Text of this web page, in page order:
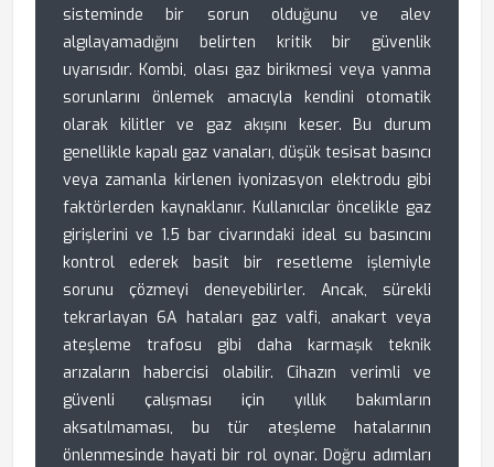
sisteminde bir sorun olduğunu ve alev
algılayamadığını belirten kritik bir güvenlik
uyarısıdır. Kombi, olası gaz birikmesi veya yanma
sorunlarını önlemek amacıyla kendini otomatik
olarak kilitler ve gaz akışını keser. Bu durum
genellikle kapalı gaz vanaları, düşük tesisat basıncı
veya zamanla kirlenen iyonizasyon elektrodu gibi
faktörlerden kaynaklanır. Kullanıcılar öncelikle gaz
girişlerini ve 1.5 bar civarındaki ideal su basıncını
kontrol ederek basit bir resetleme işlemiyle
sorunu çözmeyi deneyebilirler. Ancak, sürekli
tekrarlayan 6A hataları gaz valfi, anakart veya
ateşleme trafosu gibi daha karmaşık teknik
arızaların habercisi olabilir. Cihazın verimli ve
güvenli çalışması için yıllık bakımların
aksatılmaması, bu tür ateşleme hatalarının
önlenmesinde hayati bir rol oynar. Doğru adımları